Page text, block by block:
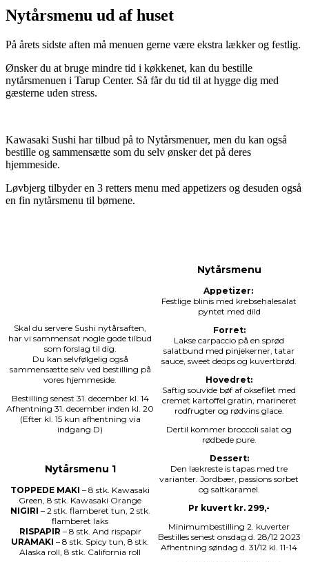
Nytårsmenu ud af huset
På årets sidste aften må menuen gerne være ekstra lækker og festlig.
Ønsker du at bruge mindre tid i køkkenet, kan du bestille
nytårsmenuen i Tarup Center. Så får du tid til at hygge dig med
gæsterne uden stress.
Kawasaki Sushi har tilbud på to Nytårsmenuer, men du kan også
bestille og sammensætte som du selv ønsker det på deres
hjemmeside.
Løvbjerg tilbyder en 3 retters menu med appetizers og desuden også
en fin nytårsmenu til børnene.
Skal du servere Sushi nytårsaften,
har vi sammensat nogle gode tilbud
som forslag til dig.
Du kan selvfølgelig også
sammensætte selv ved bestilling på
vores hjemmeside.
Bestilling senest 31. december kl. 14
Afhentning 31. december inden kl. 20
(Efter kl. 15 kun afhentning via
indgang D)
Nytårsmenu 1
TOPPEDE MAKI – 8 stk. Kawasaki
Green, 8 stk. Kawasaki Orange
NIGIRI – 2 stk. flamberet tun, 2 stk.
flamberet laks
RISPAPIR – 8 stk. And rispapir
URAMAKI – 8 stk. Spicy tun, 8 stk.
Alaska roll, 8 stk. California roll
Nytårsmenu
Appetizer:
Festlige blinis med krebsehalesalat
pyntet med dild
Forret:
Lakse carpaccio på en sprød
salatbund med pinjekerner, tatar
sauce, sweet deops og kuvertbrød.
Hovedret:
Saftig souvide bøf af oksefilet med
cremet kartoffel gratin, marineret
rodfrugter og rødvins glace.
Dertil kommer broccoli salat og
rødbede pure.
Dessert:
Den lækreste is tapas med tre
varianter. Jordbær, passions sorbet
og saltkaramel.
Pr kuvert kr. 299,-
Minimumbestilling 2. kuverter
Bestilles senest onsdag d. 28/12 2023
Afhentning søndag d. 31/12 kl. 11-14